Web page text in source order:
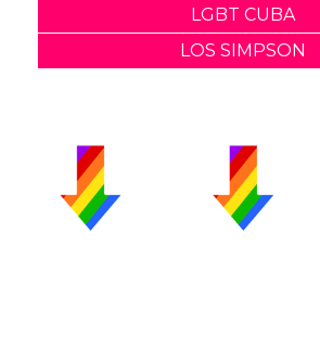
LGBT CUBA
LOS SIMPSON